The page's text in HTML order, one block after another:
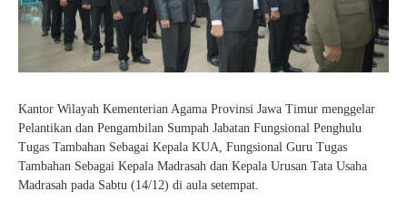
Kantor Wilayah Kementerian Agama Provinsi Jawa Timur menggelar
Pelantikan dan Pengambilan Sumpah Jabatan Fungsional Penghulu
Tugas Tambahan Sebagai Kepala KUA, Fungsional Guru Tugas
Tambahan Sebagai Kepala Madrasah dan Kepala Urusan Tata Usaha
Madrasah pada Sabtu (14/12) di aula setempat.